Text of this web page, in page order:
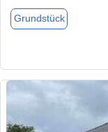
Grundstück